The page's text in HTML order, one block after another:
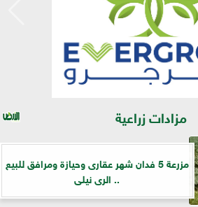
مزادات زراعية
مزرعة 5 فدان شهر عقارى وحيازة ومرافق للبيع
.. الرى نيلى